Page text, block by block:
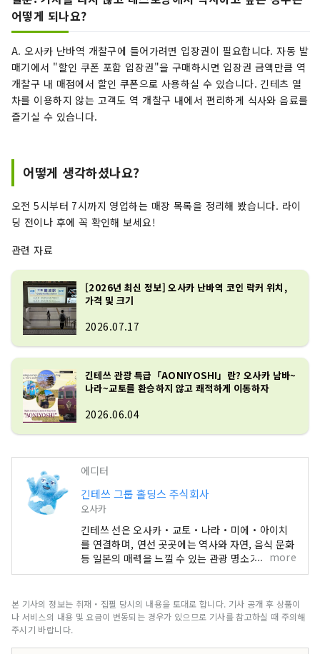
어떻게 되나요?
A. 오사카 난바역 개찰구에 들어가려면 입장권이 필요합니다. 자동 발
매기에서 "할인 쿠폰 포함 입장권"을 구매하시면 입장권 금액만큼 역
개찰구 내 매점에서 할인 쿠폰으로 사용하실 수 있습니다. 긴테츠 열
차를 이용하지 않는 고객도 역 개찰구 내에서 편리하게 식사와 음료를
즐기실 수 있습니다.
어떻게 생각하셨나요?
오전 5시부터 7시까지 영업하는 매장 목록을 정리해 봤습니다. 라이
딩 전이나 후에 꼭 확인해 보세요!
관련 자료
[2026년 최신 정보] 오사카 난바역 코인 락커 위치,
가격 및 크기
2026.07.17
긴테쓰 관광 특급「AONIYOSHI」란? 오사카 남바~
나라~교토를 환승하지 않고 쾌적하게 이동하자
2026.06.04
에디터
긴테쓰 그룹 홀딩스 주식회사
오사카
긴테쓰 선은 오사카・교토・나라・미에・아이치
를 연결하며, 연선 곳곳에는 역사와 자연, 음식 문화
등 일본의 매력을 느낄 수 있는 관광 명소가 다양하
게 펼쳐져 있습니다. 이 콘텐츠에서는 연선의 주요
있으면 편리한 정보까지, 긴테쓰 연선 여행에 도움
이 되는 정보를 소개합니다. 커버 사진은 미에현의
고만에서는 크고 작은 섬들이 만들어내는 잔잔한 풍
more
본 기사의 정보는 취재・집필 당시의 내용을 토대로 합니다. 기사 공개 후 상품이
나 서비스의 내용 및 요금이 변동되는 경우가 있으므로 기사를 참고하실 때 주의해
주시기 바랍니다.